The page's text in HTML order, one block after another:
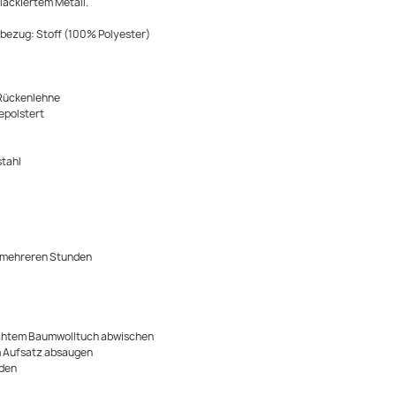
Stoff (100% Polyester)
Stunden
Baumwolltuch abwischen
absaugen